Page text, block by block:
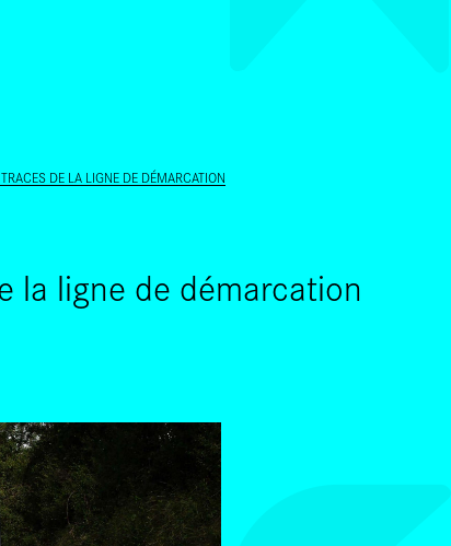
DE LA LIGNE DE DÉMARCATION
la ligne de démarcation